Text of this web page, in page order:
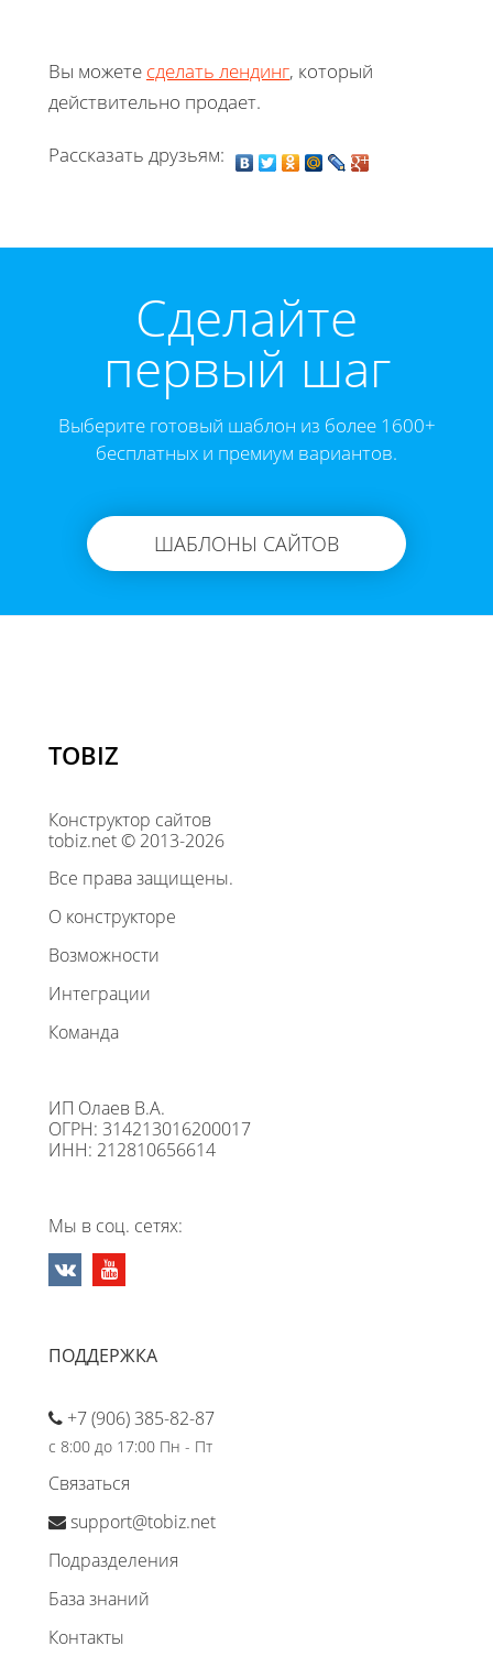
Вы можете сделать лендинг, который
действительно продает.
Рассказать друзьям:
Cделайте
первый шаг
Выберите готовый шаблон из более 1600+
бесплатных и премиум вариантов.
ШАБЛОНЫ САЙТОВ
TOBIZ
Конструктор сайтов
tobiz.net © 2013-2026
Все права защищены.
О конструкторе
Возможности
Интеграции
Команда
ИП Олаев В.А.
ОГРН: 314213016200017
ИНН: 212810656614
Мы в соц. сетях:
ПОДДЕРЖКА
+7 (906) 385-82-87
с 8:00 до 17:00 Пн - Пт
Связаться
support@tobiz.net
Подразделения
База знаний
Контакты